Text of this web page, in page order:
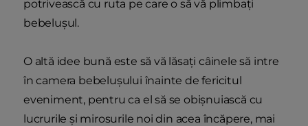
potrivească cu ruta pe care o să vă plimbați
bebelușul.
O altă idee bună este să vă lăsați câinele să intre
în camera bebelușului înainte de fericitul
eveniment, pentru ca el să se obișnuiască cu
lucrurile și mirosurile noi din acea încăpere, mai